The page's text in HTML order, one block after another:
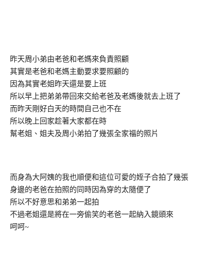
昨天周小弟由老爸和老媽來負責照顧
其實是老爸和老媽主動要求要照顧的
因為其實老姐昨天還是要上班
所以早上把弟弟帶回來交給老爸及老媽後就去上班了
而昨天剛好白天的時間自己也不在
所以晚上回家趁著大家都在時
幫老姐、姐夫及周小弟拍了幾張全家福的照片
而身為大阿姨的我也順便和這位可愛的姪子合拍了幾張
身邊的老爸在拍照的同時因為穿的太隨便了
所以不好意思和弟弟一起拍
不過老姐還是將在一旁偷笑的老爸一起納入鏡頭來
呵呵~